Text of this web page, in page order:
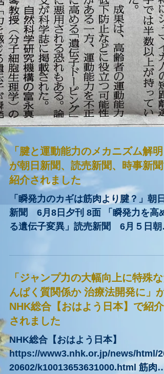
「腱と運動能力のメカニズム解明
が朝日新聞、読売新聞、時事新聞
紹介されました
28面 「腱細胞でのメカノセンサー
PIEZO1が個体の運動能力を向上させ
ことを発見」時事通信６月２日 におい
て、筋肉と骨をつなぐ「腱」の遺伝子
変異が運動能力を高...
「ジャンプ力の大幅向上に特殊な
んぱく質関係か 治療法開発に」が
NHK総合【おはよう日本】で紹介
されました